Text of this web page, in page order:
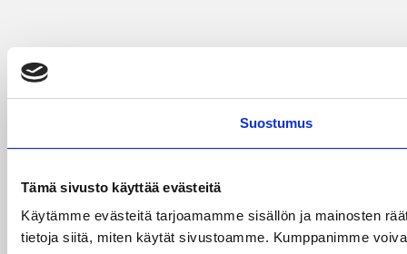
Suostumus
Tämä sivusto käyttää evästeitä
Käytämme evästeitä tarjoamamme sisällön ja mainosten
tietoja siitä, miten käytät sivustoamme. Kumppanimme